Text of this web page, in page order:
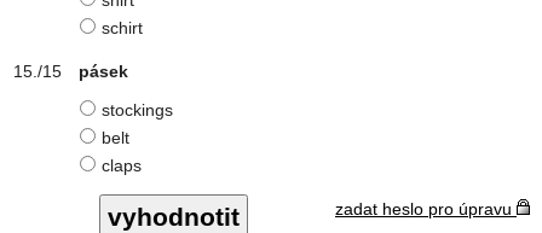
schirt
pásek
stockings
belt
claps
zadat heslo pro úpravu